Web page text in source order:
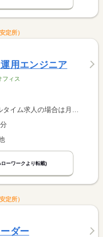
定所）
用エンジニア
ィス
パート求人の場合は時間額を表示しています。
ローワークより転載)
定所）
ダー